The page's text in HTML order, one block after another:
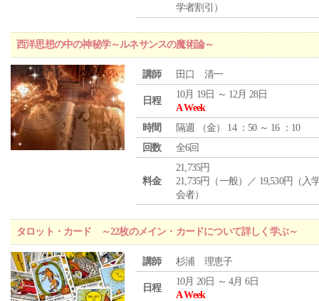
学者割引）
西洋思想の中の神秘学～ルネサンスの魔術論～
講師 田口 清一
日程
10月 19日 ～ 12月 28日
A Week
時間
隔週 （金） 14 ：50 ～ 16 ：10
回数
全6回
料金
21,735円
21,735円（一般）／ 19,530円（入
会者）
タロット・カード ～22枚のメイン・カードについて詳しく学ぶ～
講師 杉浦 理恵子
日程
10月 20日 ～ 4月 6日
A Week